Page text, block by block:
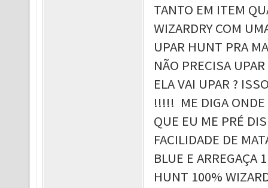
TANTO EM ITEM
WIZARDRY COM
UPAR HUNT PRA
NÃO PRECISA
ELA VAI UPAR ?
!!!!! ME DIGA ONDE
QUE EU ME PRÉ
FACILIDADE DE
BLUE E
HUNT 100%